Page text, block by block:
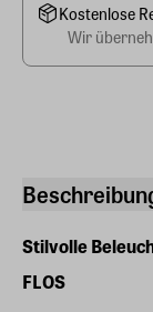
Stilvolle
FLOS
Kostenlose
Wir